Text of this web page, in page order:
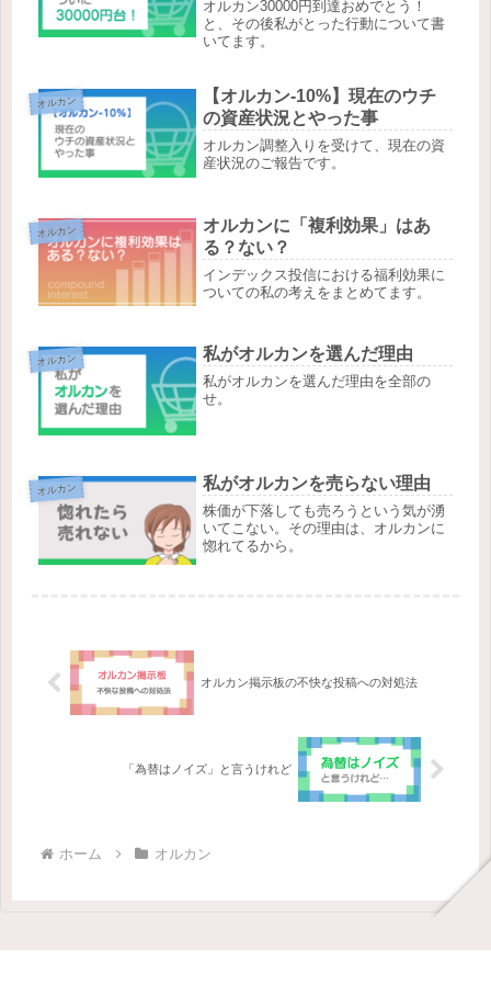
オルカン30000円到達おめでとう！
と、その後私がとった行動について書
いてます。
オルカン
【オルカン-10%】現在のウチ
の資産状況とやった事
オルカン調整入りを受けて、現在の資
産状況のご報告です。
オルカン
オルカンに「複利効果」はあ
る？ない？
インデックス投信における福利効果に
ついての私の考えをまとめてます。
オルカン 私がオルカンを選んだ理由
私がオルカンを選んだ理由を全部の
せ。
オルカン 私がオルカンを売らない理由
株価が下落しても売ろうという気が湧
いてこない。その理由は、オルカンに
惚れてるから。
オルカン掲示板の不快な投稿への対処法
「為替はノイズ」と言うけれど
ホーム オルカン